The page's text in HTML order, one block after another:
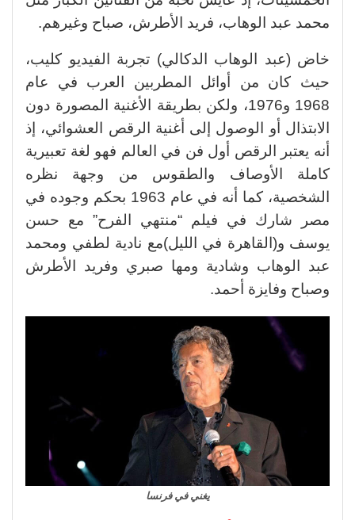
محمد عبد الوهاب، فريد الأطرش، صباح وغيرهم.
خاض (عبد الوهاب الدكالي) تجربة الفيديو كليب،
حيث كان من أوائل المطربين العرب في عام
1968 و1976، ولكن بطريقة الأغنية المصورة دون
الابتذال أو الوصول إلى أغنية الرقص العشوائي، إذ
أنه يعتبر الرقص أول فن في العالم فهو لغة تعبيرية
كاملة الأوصاف والطقوس من وجهة نظره
الشخصية، كما أنه في عام 1963 بحكم وجوده في
مصر شارك في فيلم “منتهي الفرح” مع حسن
يوسف و(القاهرة في الليل)مع نادية لطفي ومحمد
عبد الوهاب وشادية ومها صبري وفريد الأطرش
وصباح وفايزة أحمد.
يغني في فرنسا